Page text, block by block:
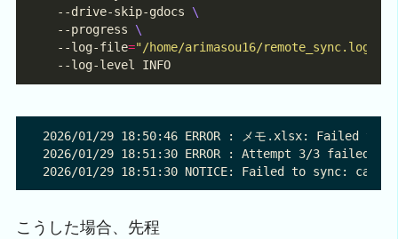
  --drive-skip-gdocs
  --progress
  --log-file
="/home/arimasou16/remote_sync.log"
2026/01/29 18:50:46 ERROR : メモ.xlsx: Failed
2026/01/29 18:51:30 ERROR : Attempt 3/3 failed
こうした場合、先程